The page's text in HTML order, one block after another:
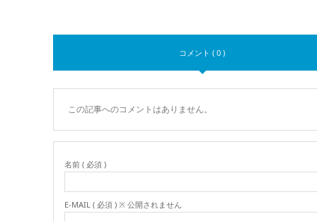
コメント ( 0 )
この記事へのコメントはありません。
名前 ( 必須 )
E-MAIL ( 必須 ) ※ 公開されません